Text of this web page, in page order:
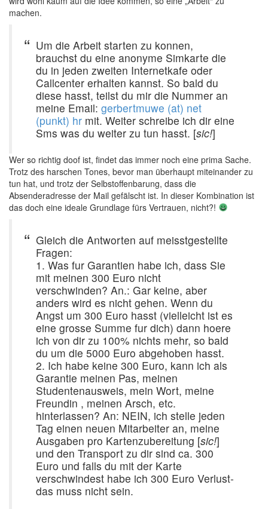
machen.
Um die Arbeit starten zu konnen,
brauchst du eine anonyme Simkarte die
du in jeden zweiten Internetkafe oder
Callcenter erhalten kannst. So bald du
diese hasst, teilst du mir die Nummer an
meine Email: gerbertmuwe (at) net
(punkt) hr mit. Weiter schreibe ich dir eine
Sms was du weiter zu tun hasst. [sic!]
Wer so richtig doof ist, findet das immer noch eine prima Sache.
Trotz des harschen Tones, bevor man überhaupt miteinander zu
tun hat, und trotz der Selbstoffenbarung, dass die
Absenderadresse der Mail gefälscht ist. In dieser Kombination ist
das doch eine ideale Grundlage fürs Vertrauen, nicht?!
Gleich die Antworten auf meisstgestellte
Fragen:
1. Was fur Garantien habe ich, dass Sie
mit meinen 300 Euro nicht
verschwinden? An.: Gar keine, aber
anders wird es nicht gehen. Wenn du
Angst um 300 Euro hasst (vielleicht ist es
eine grosse Summe fur dich) dann hoere
ich von dir zu 100% nichts mehr, so bald
du um die 5000 Euro abgehoben hasst.
2. Ich habe keine 300 Euro, kann ich als
Garantie meinen Pas, meinen
Studentenausweis, mein Wort, meine
Freundin , meinen Arsch, etc.
hinterlassen? An: NEIN, ich stelle jeden
Tag einen neuen Mitarbeiter an, meine
Ausgaben pro Kartenzubereitung [sic!]
und den Transport zu dir sind ca. 300
Euro und falls du mit der Karte
verschwindest habe ich 300 Euro Verlust-
das muss nicht sein.